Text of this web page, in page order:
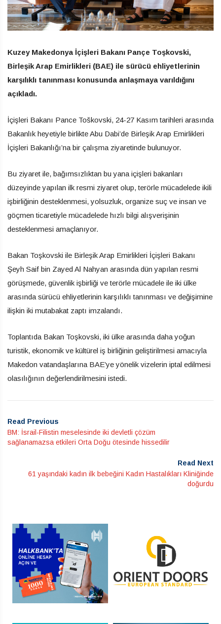
Kuzey Makedonya İçişleri Bakanı Pançe Toşkovski,
Birleşik Arap Emirlikleri (BAE) ile sürücü ehliyetlerinin
karşılıklı tanınması konusunda anlaşmaya varıldığını
açıkladı.
İçişleri Bakanı Pance Toškovski, 24-27 Kasım tarihleri ​​arasında
Bakanlık heyetiyle birlikte Abu Dabi’de Birleşik Arap Emirlikleri
İçişleri Bakanlığı’na bir çalışma ziyaretinde bulunuyor.
Bu ziyaret ile, bağımsızlıktan bu yana içişleri bakanları
düzeyinde yapılan ilk resmi ziyaret olup, terörle mücadelede ikili
işbirliğinin desteklenmesi, yolsuzluk, organize suç ve insan ve
göçmen ticaretiyle mücadelede hızlı bilgi alışverişinin
desteklenmesi amaçlanıyor.
Bakan Toşkovski ile Birleşik Arap Emirlikleri İçişleri Bakanı
Şeyh Saif bin Zayed Al Nahyan arasında dün yapılan resmi
görüşmede, güvenlik işbirliği ve terörle mücadele ile iki ülke
arasında sürücü ehliyetlerinin karşılıklı tanınması ve değişimine
ilişkin iki mutabakat zaptı imzalandı.
Toplantıda Bakan Toşkovski, iki ülke arasında daha yoğun
turistik, ekonomik ve kültürel iş birliğinin geliştirilmesi amacıyla
Makedon vatandaşlarına BAE’ye yönelik vizelerin iptal edilmesi
olasılığının değerlendirilmesini istedi.
Read Previous
BM: İsrail-Filistin meselesinde iki devletli çözüm
sağlanamazsa etkileri Orta Doğu ötesinde hissedilir
Read Next
61 yaşındaki kadın ilk bebeğini Kadın Hastalıkları Kliniğinde
doğurdu